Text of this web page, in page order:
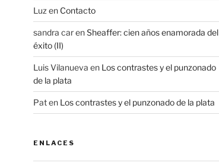
Luz en Contacto
sandra carenSheaffer: cien años enamorada del
éxito (II)
Luis Vilanueva en Los contrastes y el punzonado
de la plata
Paten Los contrastes y el punzonado de la plata
ENLACES